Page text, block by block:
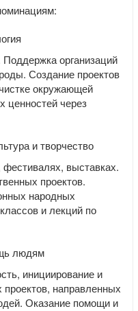
Поддержка организаций
Создание проектов
окружающей
ценностей через
и творчество
фестивалях, выставках.
проектов.
народных
и лекций по
людям
инициирование и
направленных
Оказание помощи и